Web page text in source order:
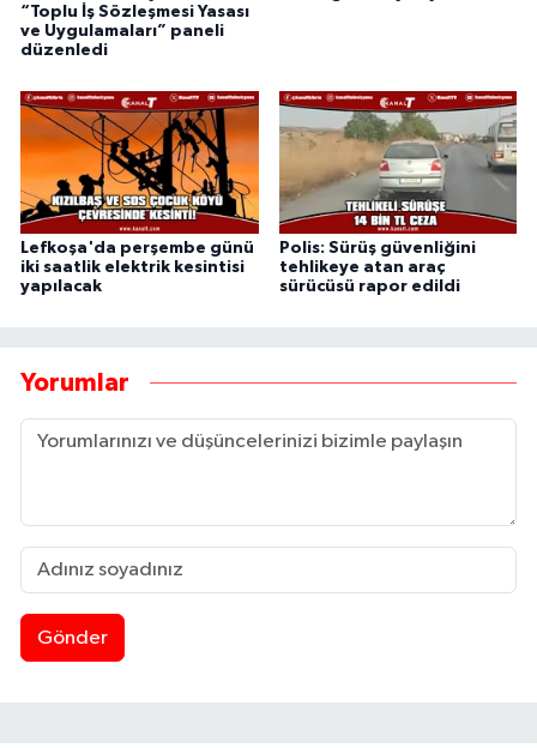
“Toplu İş Sözleşmesi Yasası
ve Uygulamaları” paneli
düzenledi
Lefkoşa'da perşembe günü
iki saatlik elektrik kesintisi
yapılacak
Polis: Sürüş güvenliğini
tehlikeye atan araç
sürücüsü rapor edildi
Yorumlar
Gönder